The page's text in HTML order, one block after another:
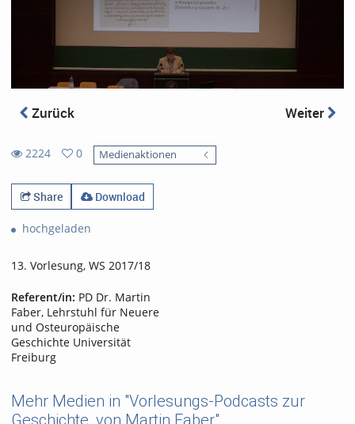
Zurück Weiter
2224
views
0
favorites
Medienaktionen
Share Download
hochgeladen
13. Vorlesung, WS 2017/18
Referent/in: PD Dr. Martin
Faber, Lehrstuhl für Neuere
und Osteuropäische
Geschichte Universität
Freiburg
Mehr Medien in "Vorlesungs-Podcasts zur